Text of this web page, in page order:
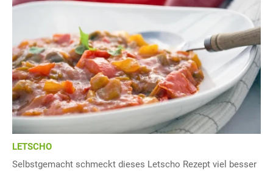
LETSCHO
Selbstgemacht schmeckt dieses Letscho Rezept viel besser